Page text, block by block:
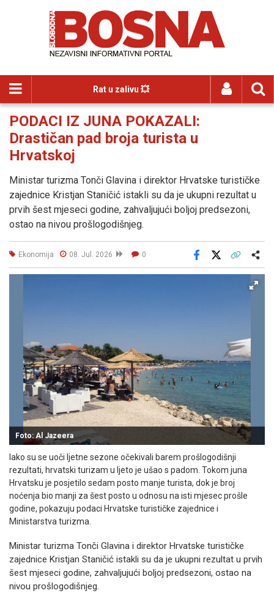
Rat u zalivu 💥
PODACI IZ JUNA POKAZALI:
Drastičan pad broja turista u
Hrvatskoj
Ministar turizma Tonči Glavina i direktor Hrvatske turističke
zajednice Kristjan Staničić istakli su da je ukupni rezultat u
prvih šest mjeseci godine, zahvaljujući boljoj predsezoni,
ostao na nivou prošlogodišnjeg.
Ekonomija 08. Jul. 2026 0
Facebook
Foto: Al Jazeera
Iako su se uoči ljetne sezone očekivali barem prošlogodišnji
rezultati, hrvatski turizam u ljeto je ušao s padom. Tokom juna
Hrvatsku je posjetilo sedam posto manje turista, dok je broj
noćenja bio manji za šest posto u odnosu na isti mjesec prošle
godine, pokazuju podaci Hrvatske turističke zajednice i
Ministarstva turizma.
Ministar turizma Tonči Glavina i direktor Hrvatske turističke
zajednice Kristjan Staničić istakli su da je ukupni rezultat u prvih
šest mjeseci godine, zahvaljujući boljoj predsezoni, ostao na
nivou prošlogodišnjeg.